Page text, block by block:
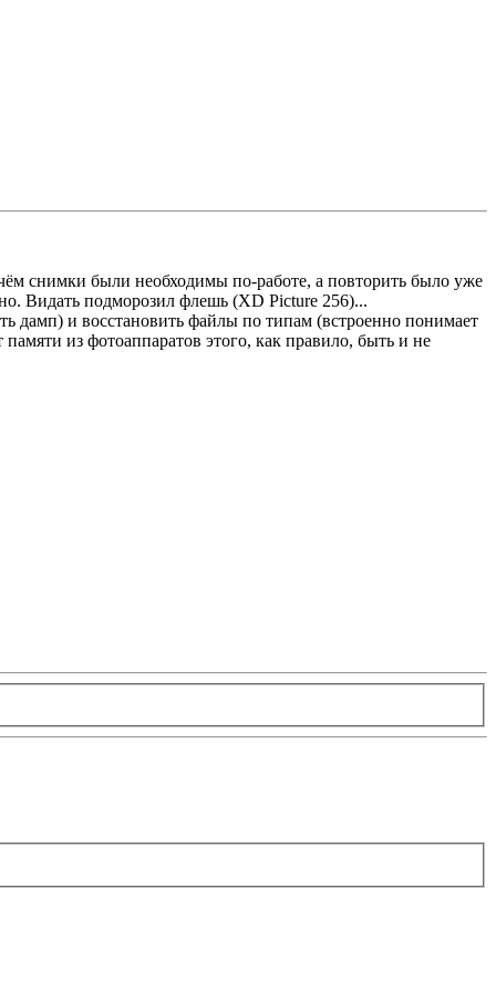
снимки были необходимы по-работе, а повторить было уже
Видать подморозил флешь (XD Picture 256)...
дамп) и восстановить файлы по типам (встроенно понимает
из фотоаппаратов этого, как правило, быть и не